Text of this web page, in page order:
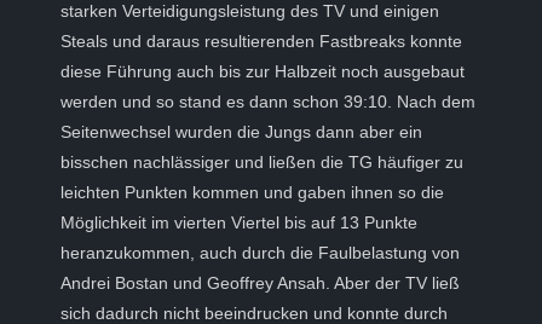
starken Verteidigungsleistung des TV und einigen
Steals und daraus resultierenden Fastbreaks konnte
diese Führung auch bis zur Halbzeit noch ausgebaut
werden und so stand es dann schon 39:10. Nach dem
Seitenwechsel wurden die Jungs dann aber ein
bisschen nachlässiger und ließen die TG häufiger zu
leichten Punkten kommen und gaben ihnen so die
Möglichkeit im vierten Viertel bis auf 13 Punkte
heranzukommen, auch durch die Faulbelastung von
Andrei Bostan und Geoffrey Ansah. Aber der TV ließ
sich dadurch nicht beeindrucken und konnte durch